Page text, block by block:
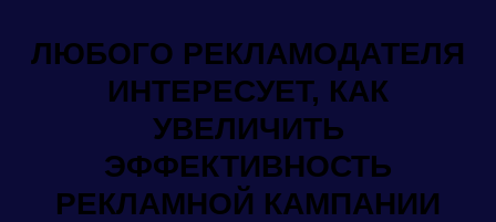
ЛЮБОГО РЕКЛАМОДАТЕЛЯ
ИНТЕРЕСУЕТ, КАК
УВЕЛИЧИТЬ
ЭФФЕКТИВНОСТЬ
РЕКЛАМНОЙ КАМПАНИИ